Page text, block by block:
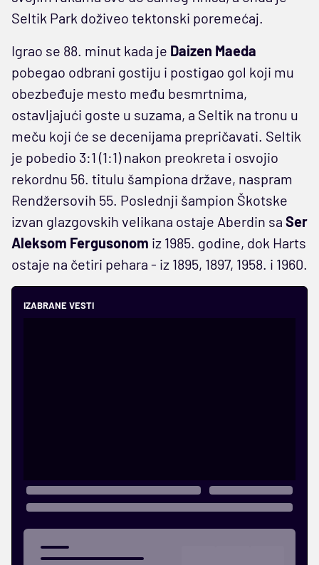
Seltik Park doživeo tektonski poremećaj.
Igrao se 88. minut kada je Daizen Maeda
pobegao odbrani gostiju i postigao gol koji mu
obezbeđuje mesto među besmrtnima,
ostavljajući goste u suzama, a Seltik na tronu u
meču koji će se decenijama prepričavati. Seltik
je pobedio 3:1 (1:1) nakon preokreta i osvojio
rekordnu 56. titulu šampiona države, naspram
Rendžersovih 55. Poslednji šampion Škotske
izvan glazgovskih velikana ostaje Aberdin sa Ser
Aleksom Fergusonom iz 1985. godine, dok Harts
ostaje na četiri pehara - iz 1895, 1897, 1958. i 1960.
IZABRANE VESTI